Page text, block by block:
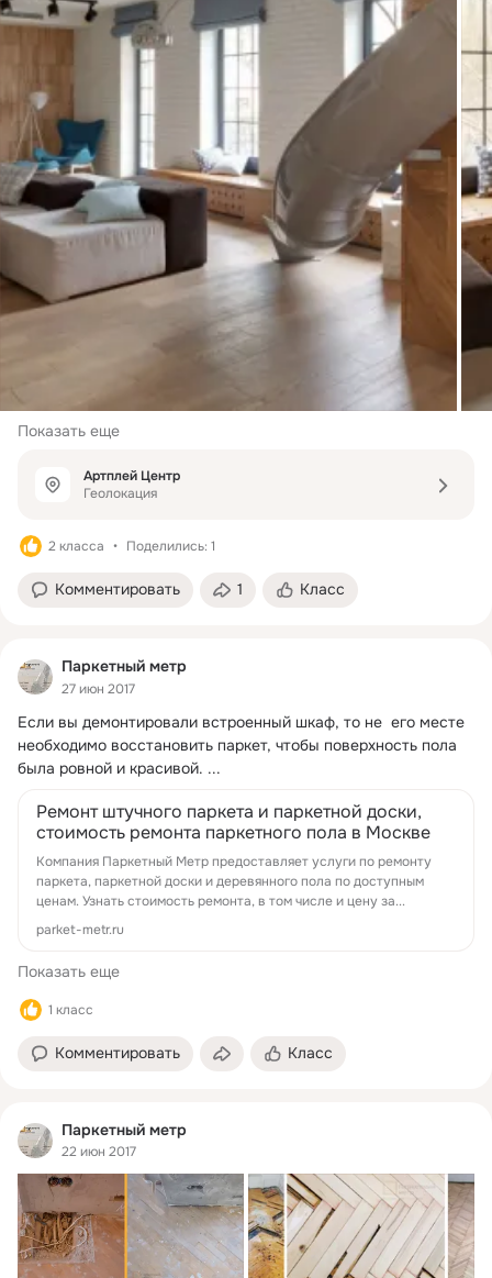
Показать еще
Артплей Центр
Геолокация
2 класса Поделились: 1
Комментировать 1 Класс
Паркетный метр
27 июн 2017
Если вы демонтировали встроенный шкаф, то не  его месте
необходимо восстановить паркет, чтобы поверхность пола
была ровной и красивой. ...
Ремонт штучного паркета и паркетной доски,
стоимость ремонта паркетного пола в Москве
Компания Паркетный Метр предоставляет услуги по ремонту
паркета, паркетной доски и деревянного пола по доступным
ценам. Узнать стоимость ремонта, в том числе и цену за...
parket-metr.ru
Показать еще
1 класс
Комментировать Класс
Паркетный метр
22 июн 2017